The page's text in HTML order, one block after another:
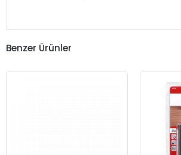
Benzer Ürünler